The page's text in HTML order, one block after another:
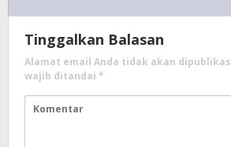
Tinggalkan Balasan
Alamat email Anda tidak akan
wajib ditandai *